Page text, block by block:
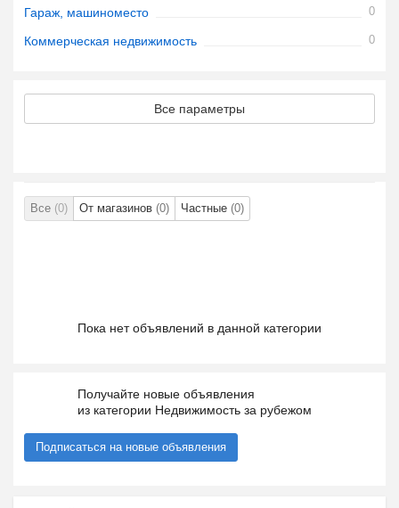
Гараж, машиноместо 0
Коммерческая недвижимость 0
Все параметры
Все (0) От магазинов (0) Частные (0)
Пока нет объявлений в данной категории
Получайте новые объявления
из категории Недвижимость за рубежом
Подписаться на новые объявления